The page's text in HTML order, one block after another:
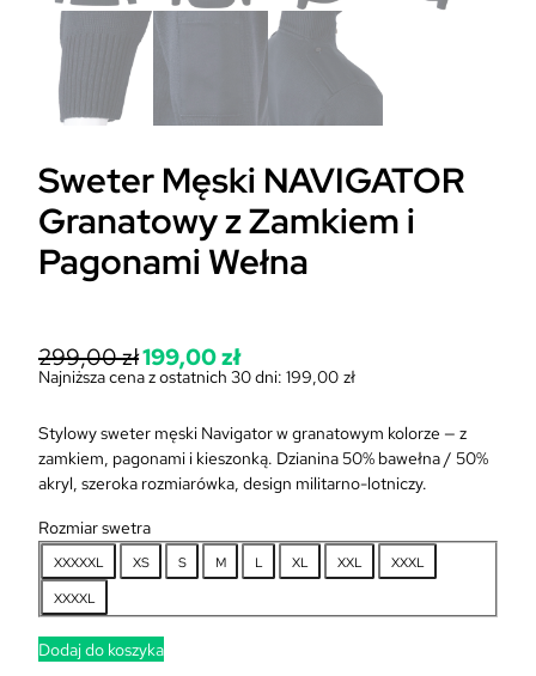
Sweter Męski NAVIGATOR
Granatowy z Zamkiem i
Pagonami Wełna
299,00złP
i
r
w
o
n
a
c
a
199,00zł
A
t
u
a
n
c
e
n
a
Najniższa cena z ostatnich 30 dni: 199,00 zł
Stylowy sweter męski Navigator w granatowym kolorze — z
zamkiem, pagonami i kieszonką. Dzianina 50% bawełna / 50%
akryl, szeroka rozmiarówka, design militarno-lotniczy.
Rozmiar swetra
XXXXXL XS S M L XL XXL XXXL
XXXXL
Dodaj do koszyka